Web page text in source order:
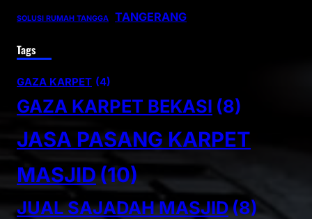
SOLUSI RUMAH TANGGA TANGERANG
Tags
GAZA KARPET (4)
GAZA KARPET BEKASI (8)
JASA PASANG KARPET
MASJID(10)
JUAL SAJADAH MASJID(8)